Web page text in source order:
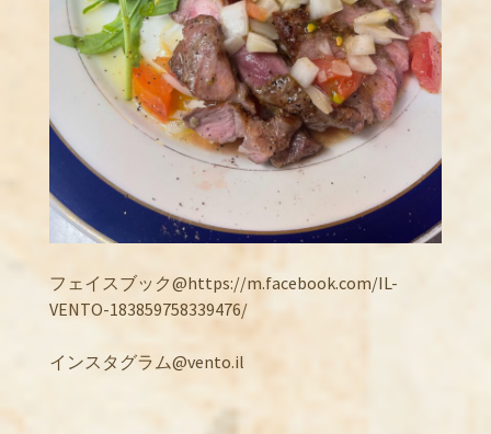
フェイスブック@https://m.facebook.com/IL-
VENTO-183859758339476/
インスタグラム@vento.il